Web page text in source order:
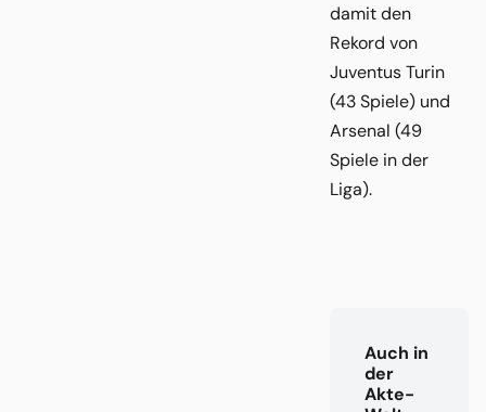
damit den
Rekord von
Juventus Turin
(43 Spiele) und
Arsenal (49
Spiele in der
Liga).
Auch in
der
Akte-